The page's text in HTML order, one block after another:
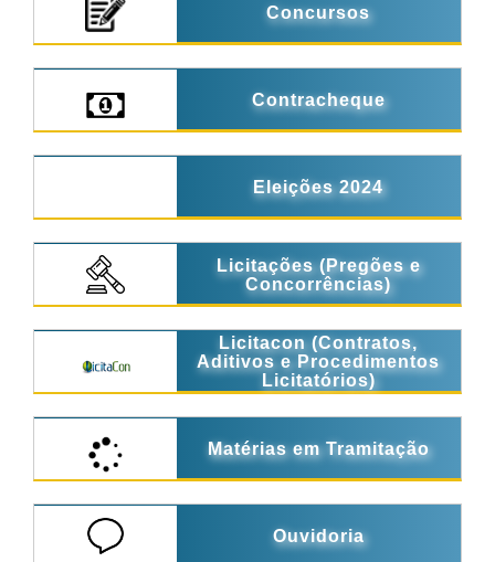
Concursos
Contracheque
Eleições 2024
Licitações (Pregões e
Concorrências)
Licitacon (Contratos,
Aditivos e Procedimentos
Licitatórios)
Matérias em Tramitação
Ouvidoria